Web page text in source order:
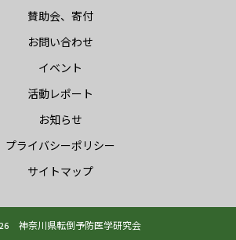
賛助会、寄付
お問い合わせ
イベント
活動レポート
お知らせ
プライバシーポリシー
サイトマップ
神奈川県転倒予防医学研究会